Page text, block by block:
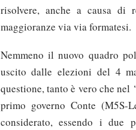
risolvere, anche a causa di
maggioranze via via formatesi.
Nemmeno il nuovo quadro
uscito dalle elezioni del 4
questione, tanto è vero che nel
primo governo Conte (M5S-
considerato, essendo i due